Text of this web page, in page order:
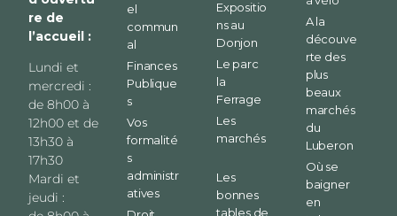
re de
l’accueil :
Lundi et
mercredi :
de 8h00 à
12h00 et de
13h30 à
17h30
Mardi et
jeudi :
el
commun
al
Finances
Publique
s
Vos
formalité
s
administr
atives
Expositio
ns au
Donjon
Le parc
la
Ferrage
Les
marchés
Les
bonnes
tables de
A la
découve
rte des
plus
beaux
marchés
du
Luberon
Où se
baigner
en